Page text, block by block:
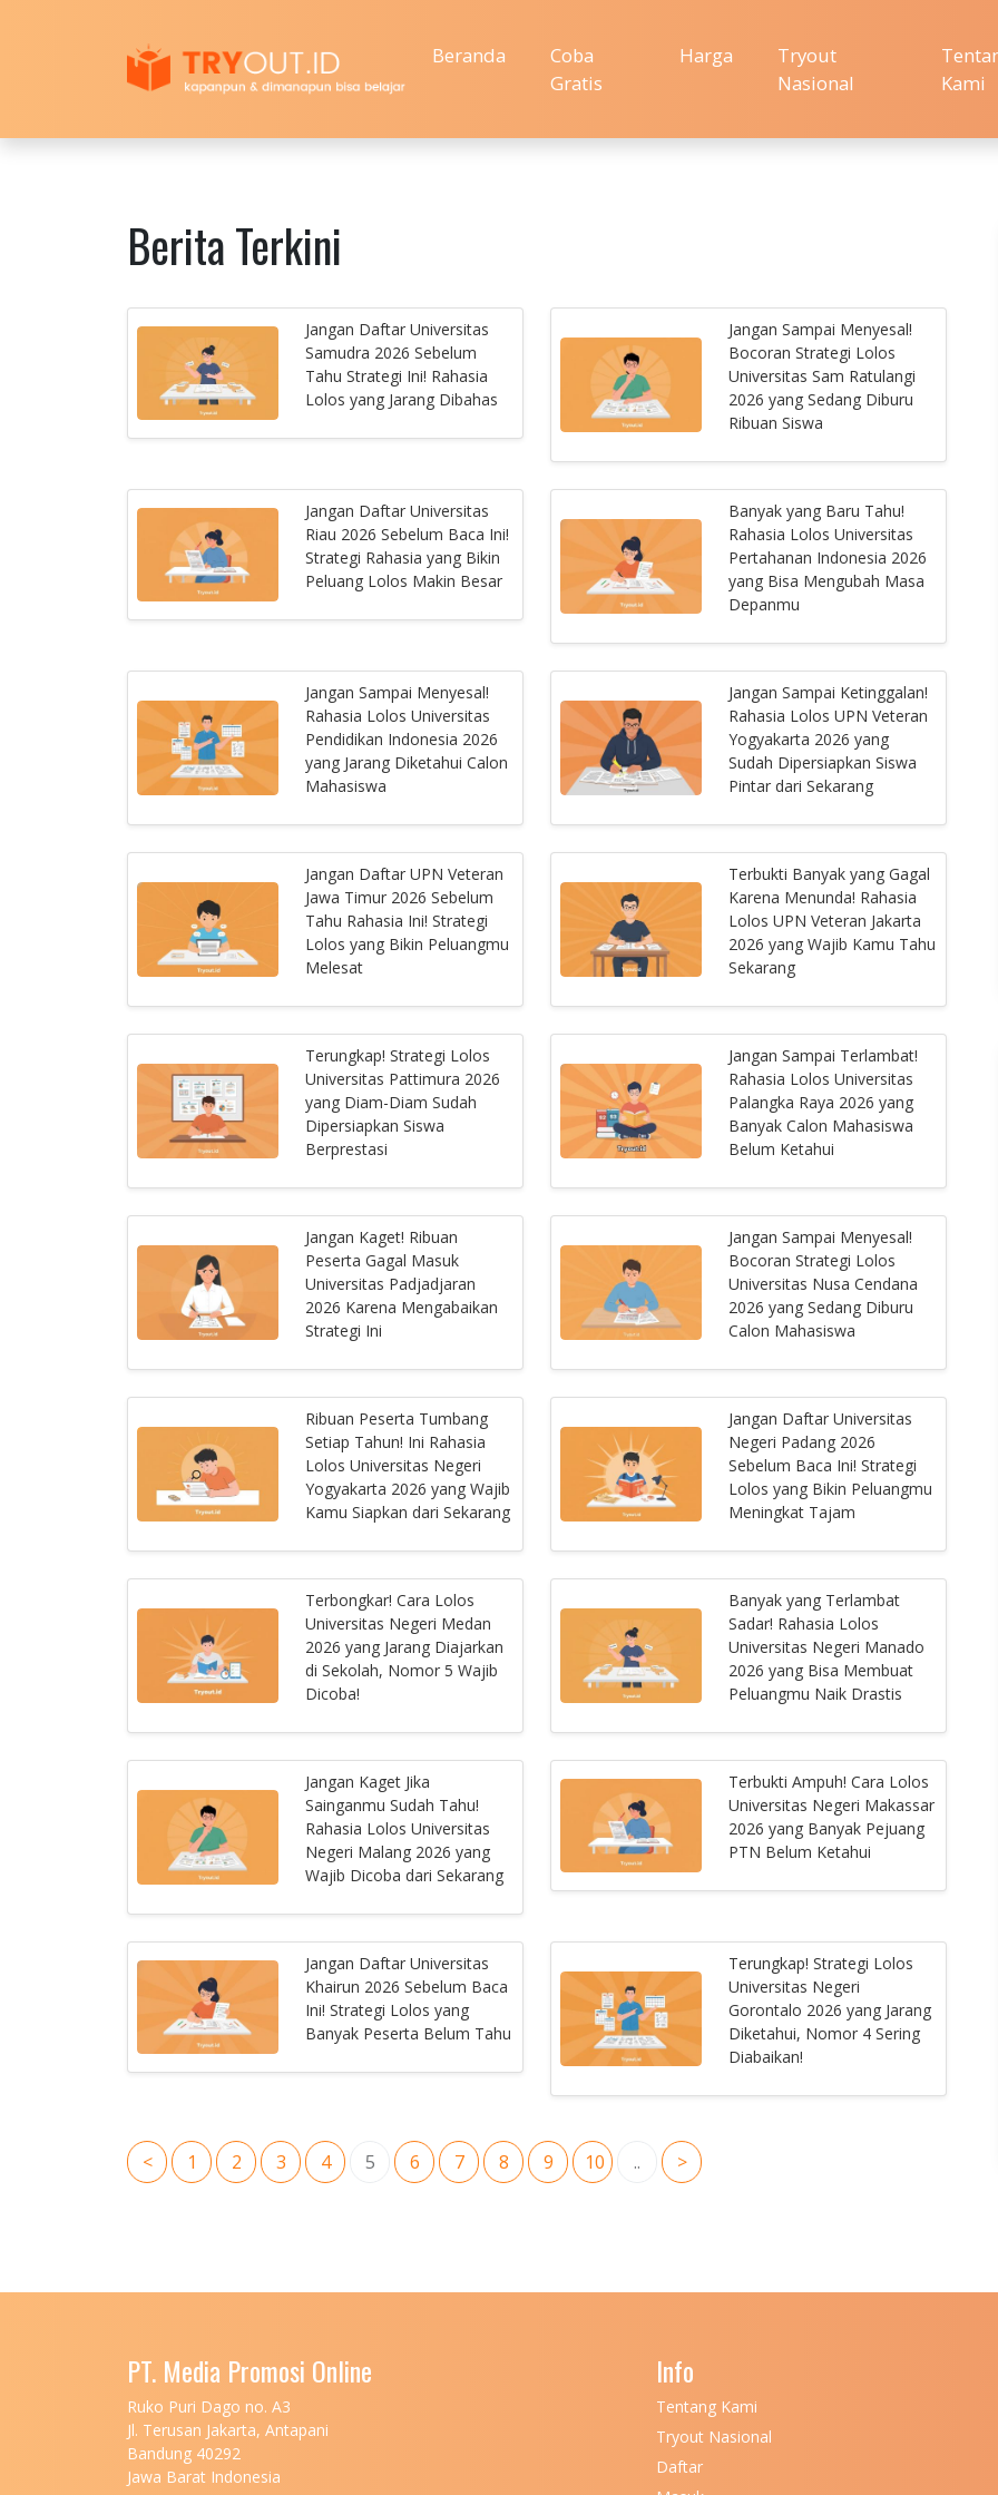
Beranda
Coba
Gratis
Harga
Tryout
Nasional
Kami
Berita Terkini
Jangan Daftar Universitas
Samudra 2026 Sebelum
Tahu Strategi Ini! Rahasia
Lolos yang Jarang Dibahas
Jangan Sampai Menyesal!
Bocoran Strategi Lolos
Universitas Sam Ratulangi
2026 yang Sedang Diburu
Ribuan Siswa
Jangan Daftar Universitas
Riau 2026 Sebelum Baca Ini!
Strategi Rahasia yang Bikin
Peluang Lolos Makin Besar
Banyak yang Baru Tahu!
Rahasia Lolos Universitas
Pertahanan Indonesia 2026
yang Bisa Mengubah Masa
Depanmu
Jangan Sampai Menyesal!
Rahasia Lolos Universitas
Pendidikan Indonesia 2026
yang Jarang Diketahui Calon
Mahasiswa
Jangan Sampai Ketinggalan!
Rahasia Lolos UPN Veteran
Yogyakarta 2026 yang
Sudah Dipersiapkan Siswa
Pintar dari Sekarang
Jangan Daftar UPN Veteran
Jawa Timur 2026 Sebelum
Tahu Rahasia Ini! Strategi
Lolos yang Bikin Peluangmu
Melesat
Terbukti Banyak yang Gagal
Karena Menunda! Rahasia
Lolos UPN Veteran Jakarta
2026 yang Wajib Kamu Tahu
Sekarang
Terungkap! Strategi Lolos
Universitas Pattimura 2026
yang Diam-Diam Sudah
Dipersiapkan Siswa
Berprestasi
Jangan Sampai Terlambat!
Rahasia Lolos Universitas
Palangka Raya 2026 yang
Banyak Calon Mahasiswa
Belum Ketahui
Jangan Kaget! Ribuan
Peserta Gagal Masuk
Universitas Padjadjaran
2026 Karena Mengabaikan
Strategi Ini
Jangan Sampai Menyesal!
Bocoran Strategi Lolos
Universitas Nusa Cendana
2026 yang Sedang Diburu
Calon Mahasiswa
Ribuan Peserta Tumbang
Setiap Tahun! Ini Rahasia
Lolos Universitas Negeri
Yogyakarta 2026 yang Wajib
Kamu Siapkan dari Sekarang
Jangan Daftar Universitas
Negeri Padang 2026
Sebelum Baca Ini! Strategi
Lolos yang Bikin Peluangmu
Meningkat Tajam
Terbongkar! Cara Lolos
Universitas Negeri Medan
2026 yang Jarang Diajarkan
di Sekolah, Nomor 5 Wajib
Dicoba!
Banyak yang Terlambat
Sadar! Rahasia Lolos
Universitas Negeri Manado
2026 yang Bisa Membuat
Peluangmu Naik Drastis
Jangan Kaget Jika
Sainganmu Sudah Tahu!
Rahasia Lolos Universitas
Negeri Malang 2026 yang
Wajib Dicoba dari Sekarang
Terbukti Ampuh! Cara Lolos
Universitas Negeri Makassar
2026 yang Banyak Pejuang
PTN Belum Ketahui
Jangan Daftar Universitas
Khairun 2026 Sebelum Baca
Ini! Strategi Lolos yang
Banyak Peserta Belum Tahu
Terungkap! Strategi Lolos
Universitas Negeri
Gorontalo 2026 yang Jarang
Diketahui, Nomor 4 Sering
Diabaikan!
< 1 2 3 4 5 6 7 8 9 10 .. >
PT. Media Promosi Online
Ruko Puri Dago no. A3
Jl. Terusan Jakarta, Antapani
Bandung 40292
Jawa Barat Indonesia
Info
Tentang Kami
Tryout Nasional
Daftar